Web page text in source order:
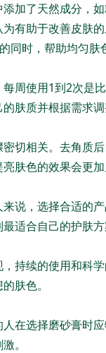
加了天然成分，
有助于改善皮肤
同时，帮助均匀肤
周使用1到2次是
肤质并根据需求调
切相关。去角质
肤色的效果会更加
说，选择合适的
适合自己的护肤方
持续的使用和科
肤色。
在选择磨砂膏时
。